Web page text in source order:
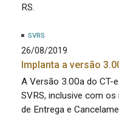
RS.
SVRS
26/08/2019
Implanta a versão
A Versão 3.00a do CT-
SVRS, inclusive com
de Entrega e